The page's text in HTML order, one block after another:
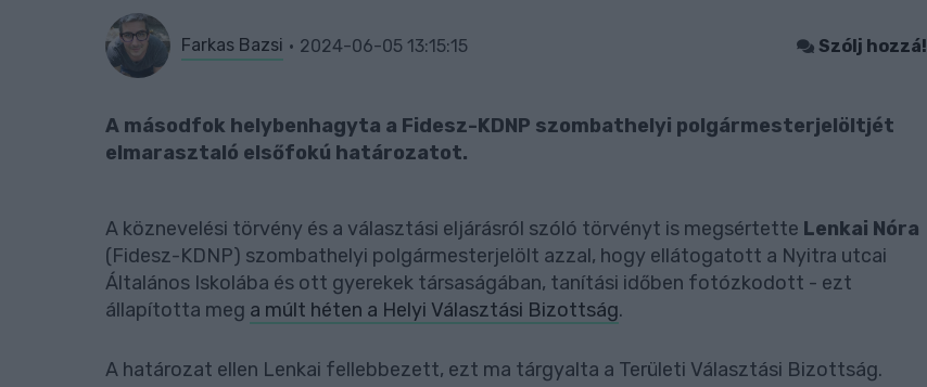
Farkas Bazsi 2024-06-05 13:15:15 Szólj hozzá!
A másodfok helybenhagyta a Fidesz-KDNP szombathelyi polgármesterjelöltjét
elmarasztaló elsőfokú határozatot.
A köznevelési törvény és a választási eljárásról szóló törvényt is megsértette Lenkai Nóra
(Fidesz-KDNP) szombathelyi polgármesterjelölt azzal, hogy ellátogatott a Nyitra utcai
Általános Iskolába és ott gyerekek társaságában, tanítási időben fotózkodott - ezt
állapította meg a múlt héten a Helyi Választási Bizottság.
A határozat ellen Lenkai fellebbezett, ezt ma tárgyalta a Területi Választási Bizottság.